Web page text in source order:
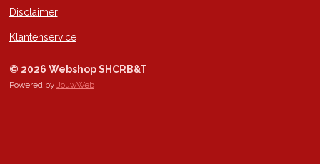
Disclaimer
Klantenservice
© 2026 Webshop SHCRB&T
Powered by JouwWeb